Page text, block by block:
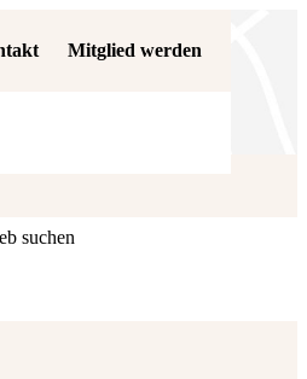
Mitglied werden
suchen